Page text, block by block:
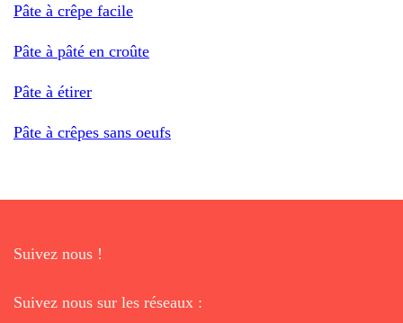
Pâte à crêpe facile
Pâte à pâté en croûte
Pâte à étirer
Pâte à crêpes sans oeufs
Suivez nous !
Suivez nous sur les réseaux :